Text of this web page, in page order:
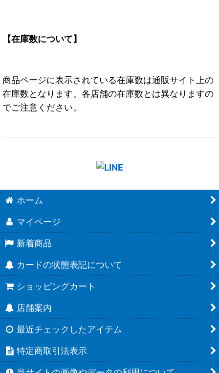
【在庫数について】
商品ページに表示されている在庫数は通販サイト上の
在庫数となります。各店舗の在庫数とは異なりますの
でご注意ください。
ホーム
マイページ
新着商品
カードの状態表記について
ショッピングカート
店舗案内
最近チェックしたアイテム
特定商取引法表示